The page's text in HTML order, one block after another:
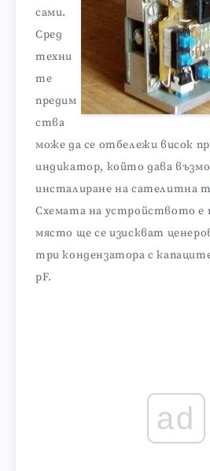
сами.
Сред
техни
те
предим
ства
може да се отбележи висок
индикатор, който дава
инсталиране на сателитна
Схемата на устройството е
място ще се изискват
три кондензатора с
pF.
ad